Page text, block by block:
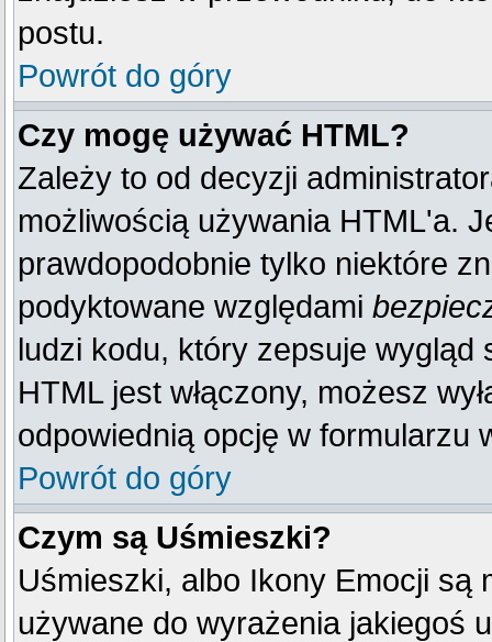
postu.
Powrót do góry
Czy mogę używać HTML?
Zależy to od decyzji
możliwością używania HTML'a.
prawdopodobnie tylko niektóre
podyktowane względami
ludzi kodu, który zepsuje wygląd
HTML jest włączony, możesz
odpowiednią opcję w formularzu
Powrót do góry
Czym są Uśmieszki?
Uśmieszki, albo Ikony Emocji są
używane do wyrażenia jakiegoś